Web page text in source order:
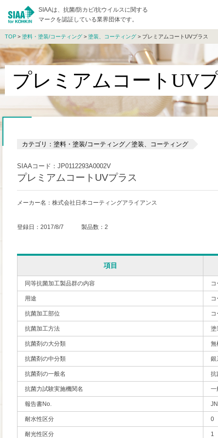
SIAAは、抗菌/防カビ/抗ウイルスに関する
マークを認証している業界団体です。
TOP > 塗料・塗装/コーティング > 塗装、コーティング > プレミアムコートUVプラス
プレミアムコートUV
カテゴリ：塗料・塗装/コーティング／塗装、コーティング
SIAAコード：JP0112293A0002V
プレミアムコートUVプラス
メーカー名：株式会社日本コーティングアライアンス
登録日：2017/8/7 製品数：2
項目
同等抗菌加工製品群の内容 コ
用途 コ
抗菌加工部位 コ
抗菌加工方法 塗
抗菌剤の大分類 無
抗菌剤の中分類 銀
抗菌剤の一般名 抗
抗菌力試験実施機関名 一
報告書No.
耐水性区分 0
耐光性区分 1